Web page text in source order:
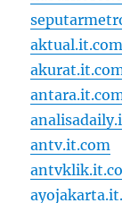
aktual.it.com
antv.it.com